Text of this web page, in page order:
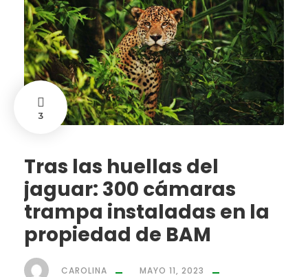
3
Tras las huellas del
jaguar: 300 cámaras
trampa instaladas en la
propiedad de BAM
CAROLINA
MAYO 11, 2023